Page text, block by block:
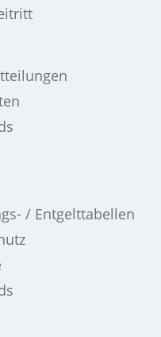
/ Entgelttabellen